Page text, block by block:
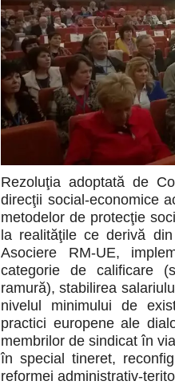
Rezoluţia adoptată de
direcţii social-economice
metodelor de protecţie
la realităţile ce derivă
Asociere RM-UE,
categorie de calificare
ramură), stabilirea
nivelul minimului de
practici europene ale
membrilor de sindicat în
în special tineret,
reformei administrativ-